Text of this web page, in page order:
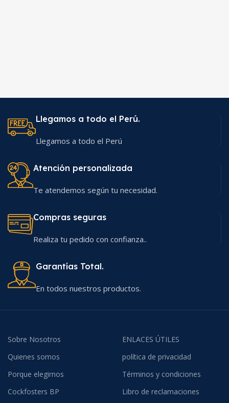
Llegamos a todo el Perú.
Llegamos a todo el Perú
Atención personalizada
Te atendemos según tu necesidad.
Compras seguras
Realiza tu pedido con confianza..
Garantías Total.
En todos nuestros productos.
Sobre Nosotros
Quienes somos
Porque elegirnos
Cockfosters BP
ENLACES ÚTILES
política de privacidad
Términos y condiciones
Libro de reclamaciones